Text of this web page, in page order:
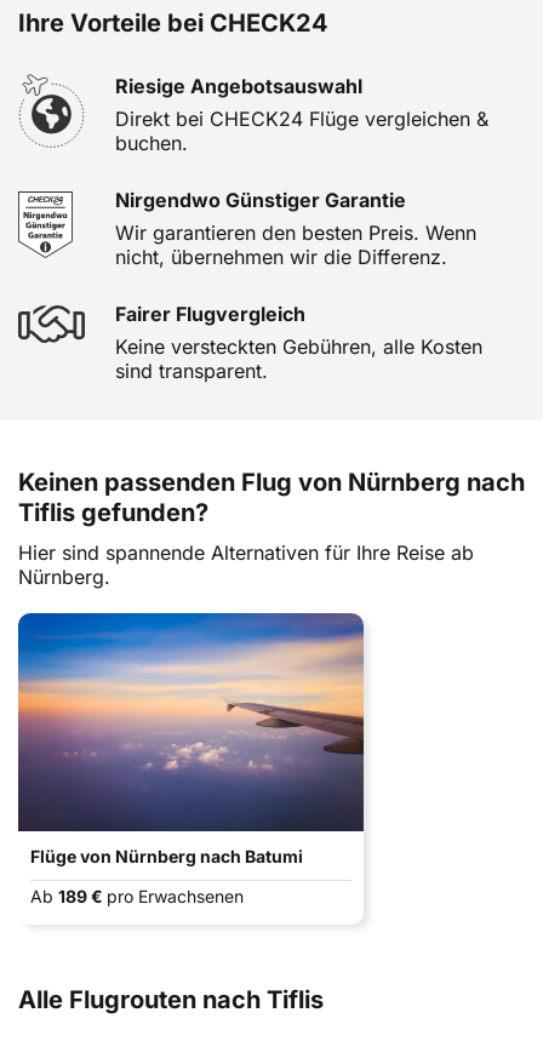
Ihre Vorteile bei CHECK24
Riesige Angebotsauswahl
Direkt bei CHECK24 Flüge vergleichen &
buchen.
Nirgendwo Günstiger Garantie
Wir garantieren den besten Preis. Wenn
nicht, übernehmen wir die Differenz.
Fairer Flugvergleich
Keine versteckten Gebühren, alle Kosten
sind transparent.
Keinen passenden Flug von Nürnberg nach
Tiflis gefunden?
Hier sind spannende Alternativen für Ihre Reise ab
Nürnberg.
Flüge von Nürnberg nach Batumi
Ab 189 € pro Erwachsenen
Alle Flugrouten nach Tiflis